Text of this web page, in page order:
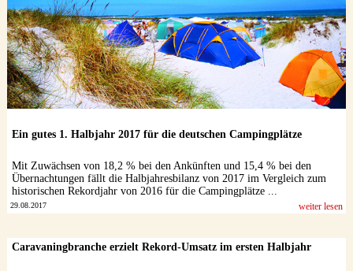
Ein gutes 1. Halbjahr 2017 für die deutschen Campingplätze
Mit Zuwächsen von 18,2 % bei den Ankünften und 15,4 % bei den
Übernachtungen fällt die Halbjahresbilanz von 2017 im Vergleich zum
historischen Rekordjahr von 2016 für die Campingplätze ...
29.08.2017 weiter lesen
Caravaningbranche erzielt Rekord-Umsatz im ersten Halbjahr